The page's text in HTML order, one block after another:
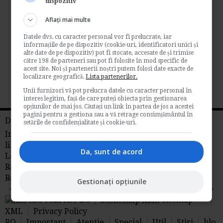
concubinajului
Www.e-juridic.ro
Intrebare: Am o societate (srl) unde sunt
asociat unic si care a fost infiintata in
noiembrie...
Resurse juridice
→Citeste mai departe
Din reteaua RS
Info tva
Fiscalitate Contabilitate
Timp
liber
Legislatia Muncii
Management
R&S
Romania
AdSense
RSS Flux RSS 2.0
Sitemap
XML
Privacy Policy
Aflați mai multe
Datele dvs. cu caracter personal vor fi prelucrate, iar
informațiile de pe dispozitiv (cookie-uri, identificatori unici și
alte date de pe dispozitiv) pot fi stocate, accesate de și trimise
către 198 de parteneri sau pot fi folosite în mod specific de
acest site. Noi și partenerii noștri putem folosi date exacte de
localizare geografică.Lista partenerilor.
Unii furnizori vă pot prelucra datele cu caracter personal în
interes legitim, față de care puteți obiecta prin gestionarea
opțiunilor de mai jos. Căutați un link în partea de jos a acestei
pagini pentru a gestiona sau a vă retrage consimțământul în
setările de confidențialitate și cookie-uri.
Da, sunt de acord
Gestionați opțiunile